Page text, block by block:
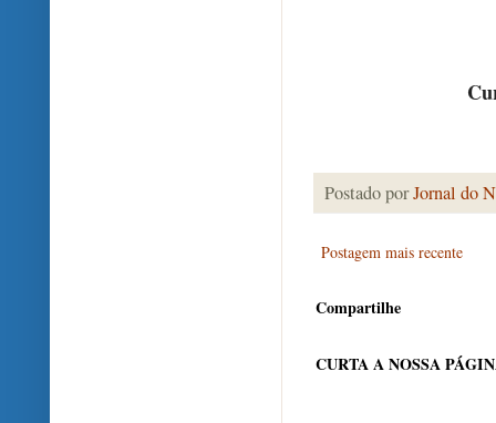
Postado porJornal do
Postagem mais recente
Compartilhe
CURTA A NOSSA